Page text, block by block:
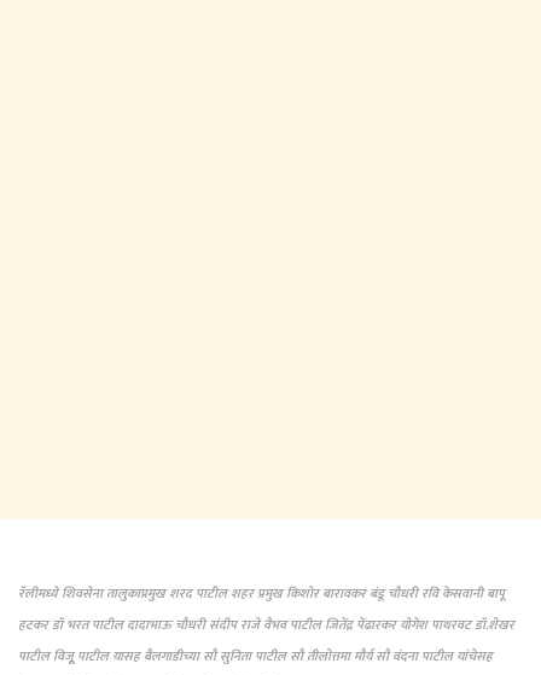
रॅलीमध्ये शिवसेना तालुकाप्रमुख शरद पाटील शहर प्रमुख किशोर बारावकर बंडू चौधरी रवि केसवानी बापू
हटकर डॉ भरत पाटील दादाभाऊ चौधरी संदीप राजे वैभव पाटील जितेंद्र पेंढारकर योगेश पाथरवट डॉ.शेखर
पाटील विजूू पाटील यासह बैलगाडीच्या सौ सुनिता पाटील सौ तीलोत्तमा मौर्य सौ वंदना पाटील यांचेसह